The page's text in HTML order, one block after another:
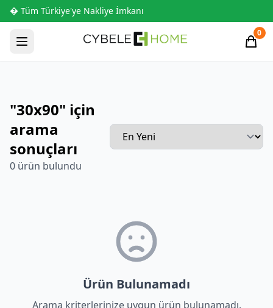
� Tüm Türkiye'ye Nakliye İmkanı
0
"30x90" için
arama
sonuçları
0 ürün bulundu
Ürün Bulunamadı
Arama kriterlerinize uygun ürün bulunamadı.